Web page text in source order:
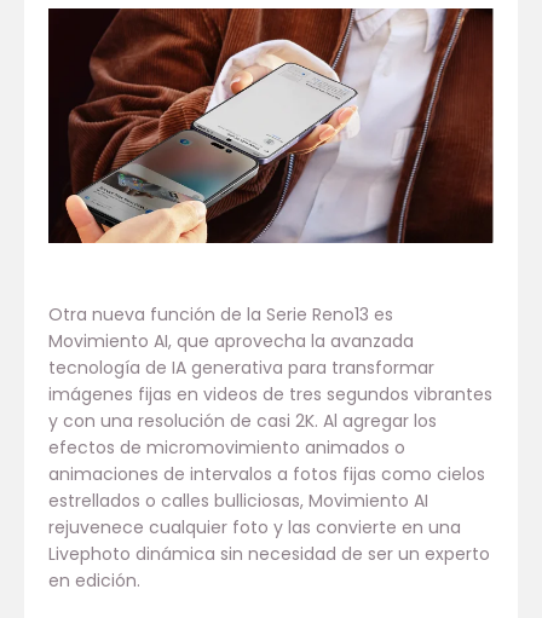
Otra nueva función de la Serie Reno13 es
Movimiento AI, que aprovecha la avanzada
tecnología de IA generativa para transformar
imágenes fijas en videos de tres segundos vibrantes
y con una resolución de casi 2K. Al agregar los
efectos de micromovimiento animados o
animaciones de intervalos a fotos fijas como cielos
estrellados o calles bulliciosas, Movimiento AI
rejuvenece cualquier foto y las convierte en una
Livephoto dinámica sin necesidad de ser un experto
en edición.